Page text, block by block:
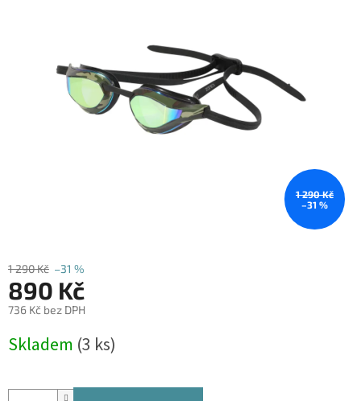
1 290 Kč
–31 %
1 290 Kč –31 %
890 Kč
736 Kč bez DPH
cena:
Skladem (3 ks)